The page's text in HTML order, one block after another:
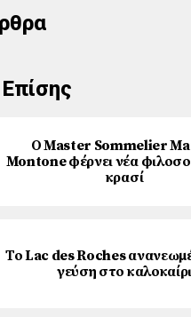
Ο Master Sommelier
Montone φέρνει νέα
κρασί
Το Lac des Roches
γεύση στο καλοκαίρι